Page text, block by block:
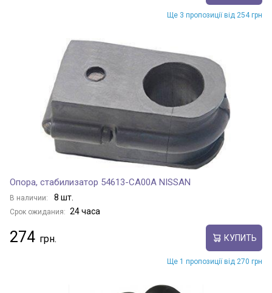
Ще 3 пропозиції від 254 грн
Опора, стабилизатор 54613-CA00A NISSAN
В наличии: 8 шт.
Срок ожидания: 24 часа
274 КУПИТЬ
Ще 1 пропозиції від 270 грн